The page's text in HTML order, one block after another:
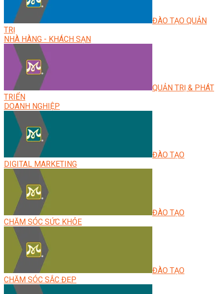
ĐÀO TẠO QUẢN
TRỊ
NHÀ HÀNG - KHÁCH SẠN
QUẢN TRỊ & PHÁT
TRIỂN
DOANH NGHIỆP
ĐÀO TẠO
DIGITAL MARKETING
ĐÀO TẠO
CHĂM SÓC SỨC KHỎE
ĐÀO TẠO
CHĂM SÓC SẮC ĐẸP